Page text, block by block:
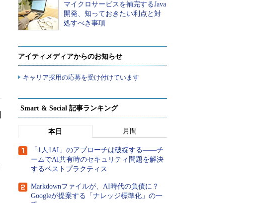
マイクロサービスを補完するJava
開発、知っておきたい利点と対
処すべき事項
アイティメディアからのお知らせ
キャリア採用の応募を受け付けています
Smart & Social 記事ランキング
本日 月間
「1人1AI」のアプローチは破綻する――チ
ームでAI共有時のセキュリティ問題を解決
するベストプラクティス
Markdownファイルが、AI時代の負債に？
Googleが提案する「ナレッジ標準化」の一